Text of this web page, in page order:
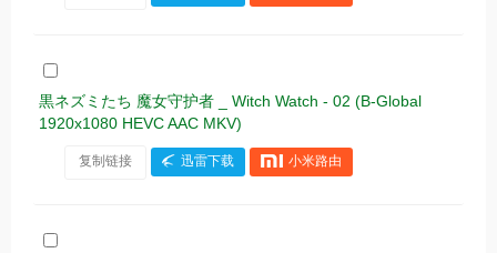
黒ネズミたち 魔女守护者 _ Witch Watch - 02 (B-Global
1920x1080 HEVC AAC MKV)
复制链接 迅雷下载 小米路由